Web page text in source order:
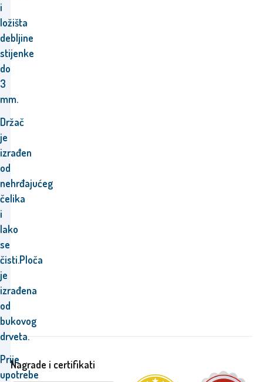
i
ložišta
debljine
stijenke
do
3
mm.
Držač
je
izrađen
od
nehrđajućeg
čelika
i
lako
se
čisti.Ploča
je
izrađena
od
bukovog
drveta.
Prije
upotrebe
Nagrade i certifikati